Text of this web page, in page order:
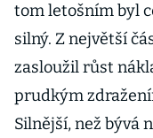
tom letošním byl
silný. Z největší
zasloužil růst
prudkým
Silnější, než bývá